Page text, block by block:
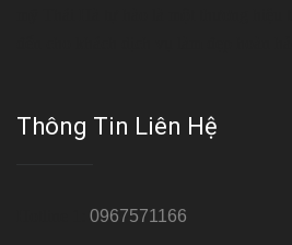
Thông Tin Liên Hệ
0967571166